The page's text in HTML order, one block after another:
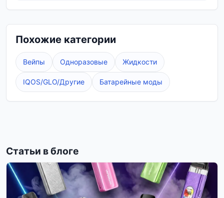
Похожие категории
Вейпы Одноразовые Жидкости
IQOS/GLO/Другие Батарейные моды
Статьи в блоге